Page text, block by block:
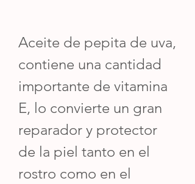
Aceite de pepita de uva,
contiene una cantidad
importante de vitamina
E, lo convierte un gran
reparador y protector
de la piel tanto en el
rostro como en el